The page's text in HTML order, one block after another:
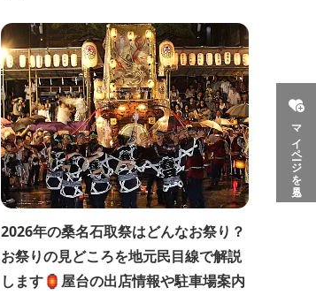
マイページを見る
2026年の桑名石取祭はどんなお祭り？
お祭りの見どころを地元民目線で解説
します🏮屋台の出店情報や駐車場案内